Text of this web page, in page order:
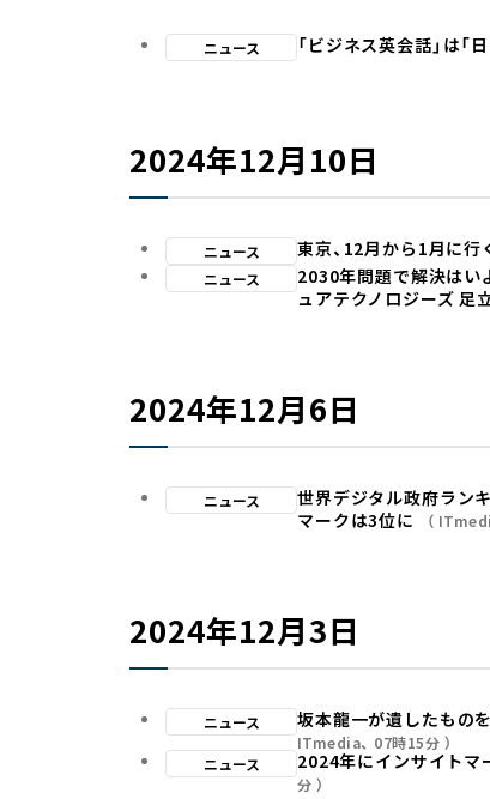
ニュース 「ビジネス英会話」は「
2024年12月10日
ニュース 東京、12月から1月に行
ニュース
2030年問題で解決はい
ュアテクノロジーズ 足
2024年12月6日
ニュース
世界デジタル政府ラン
マークは3位に
2024年12月3日
ニュース 坂本龍一が遺したもの
ITmedia
07時15分
ニュース
2024年にインサイトマ
分